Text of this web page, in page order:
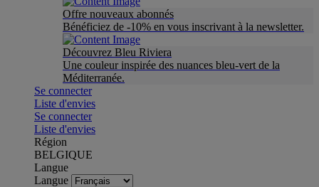
Offre nouveaux abonnés
Bénéficiez de -10% en vous inscrivant à la newsletter.
Découvrez Bleu Riviera
Une couleur inspirée des nuances bleu-vert de la
Méditerranée.
Se connecter
Liste d'envies
Se connecter
Liste d'envies
Région
BELGIQUE
Langue
Langue